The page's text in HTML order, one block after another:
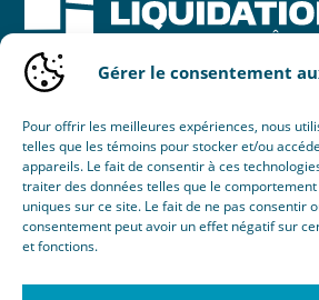
Gérer le consentement
Pour offrir les meilleures expériences, nous
telles que les témoins pour stocker et/ou
appareils. Le fait de consentir à ces
traiter des données telles que le
uniques sur ce site. Le fait de ne pas consentir
consentement peut avoir un effet négatif sur
et fonctions.
Une initiative de :
© 2026 Nouvel Horizon Portes &
Tous droits réservés.